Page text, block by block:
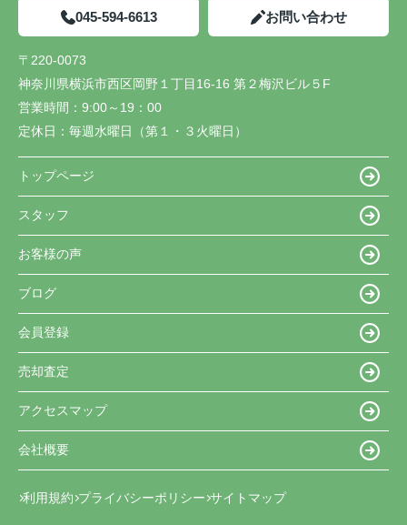
045-594-6613 お問い合わせ
〒220-0073
神奈川県横浜市西区岡野１丁目16-16 第２梅沢ビル５F
営業時間： 9:00～19：00
定休日： 毎週水曜日（第１・３火曜日）
トップページ
スタッフ
お客様の声
ブログ
会員登録
売却査定
アクセスマップ
会社概要
利用規約 プライバシーポリシー サイトマップ